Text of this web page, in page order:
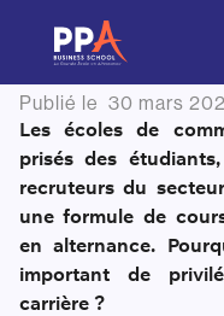
Pourquoi
commerce
Publié le 30 mars
Les écoles de
prisés des
recruteurs du
une formule de
en alternance.
important de
carrière ?